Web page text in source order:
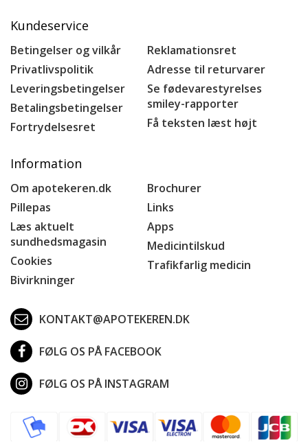
Kundeservice
Betingelser og vilkår
Privatlivspolitik
Leveringsbetingelser
Betalingsbetingelser
Fortrydelsesret
Reklamationsret
Adresse til returvarer
Se fødevarestyrelses
smiley-rapporter
Få teksten læst højt
Information
Om apotekeren.dk
Pillepas
Læs aktuelt
sundhedsmagasin
Cookies
Bivirkninger
Brochurer
Links
Apps
Medicintilskud
Trafikfarlig medicin
KONTAKT@APOTEKEREN.DK
FØLG OS PÅ FACEBOOK
FØLG OS PÅ INSTAGRAM